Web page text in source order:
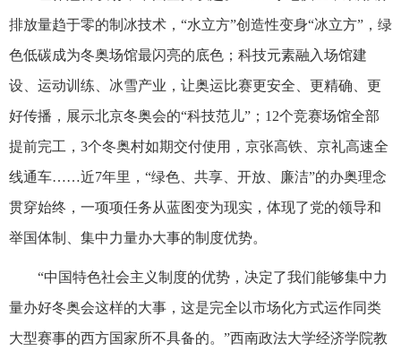
排放量趋于零的制冰技术，“水立方”创造性变身“冰立方”，绿
色低碳成为冬奥场馆最闪亮的底色；科技元素融入场馆建
设、运动训练、冰雪产业，让奥运比赛更安全、更精确、更
好传播，展示北京冬奥会的“科技范儿”；12个竞赛场馆全部
提前完工，3个冬奥村如期交付使用，京张高铁、京礼高速全
线通车……近7年里，“绿色、共享、开放、廉洁”的办奥理念
贯穿始终，一项项任务从蓝图变为现实，体现了党的领导和
举国体制、集中力量办大事的制度优势。
“中国特色社会主义制度的优势，决定了我们能够集中力
量办好冬奥会这样的大事，这是完全以市场化方式运作同类
大型赛事的西方国家所不具备的。”西南政法大学经济学院教